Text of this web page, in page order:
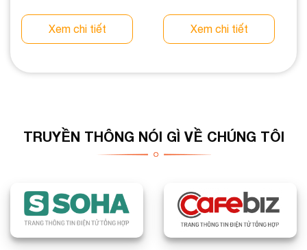
Xem chi tiết Xem chi tiết
TRUYỀN THÔNG NÓI GÌ VỀ CHÚNG TÔI